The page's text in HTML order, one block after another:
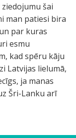
šai
man patiesi bira
par kuras
esmu
kad spēru kāju
Latvijas lielumā,
ja manas
Šri-Lanku arī